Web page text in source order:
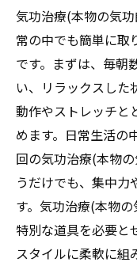
日常生活
クンダリ
症例から
するクン
安全に天
を活性化
天啓気功
ニーと気
能力)の組
心と体の健康
気功治療(本物の気
常の中でも簡単に取
です。まずは、毎朝
い、リラックスした
動作やストレッチと
めます。日常生活の
回の気功治療(本物
うだけでも、集中力
す。気功治療(本物
特別な道具を必要と
スタイルに柔軟に組